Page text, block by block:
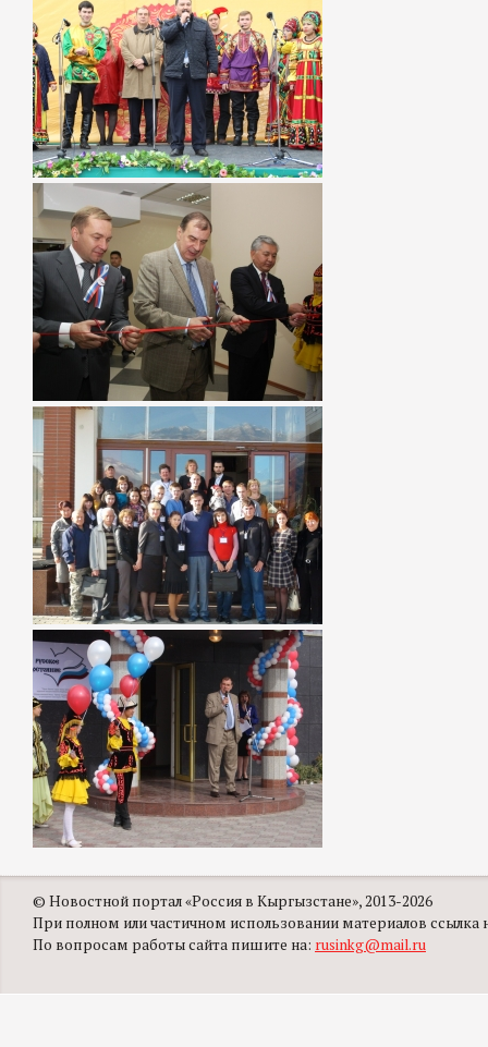
© Новостной портал «Россия в Кыргызстане», 2013-2026
При полном или частичном использовании материалов ссылка
По вопросам работы сайта пишите на: rusinkg@mail.ru